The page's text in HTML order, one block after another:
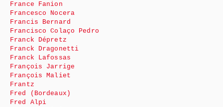
France Fanion
Francesco Nocera
Francis Bernard
Francisco Colaço Pedro
Franck Dépretz
Franck Dragonetti
Franck Lafossas
François Jarrige
François Maliet
Frantz
Fred (Bordeaux)
Fred Alpi